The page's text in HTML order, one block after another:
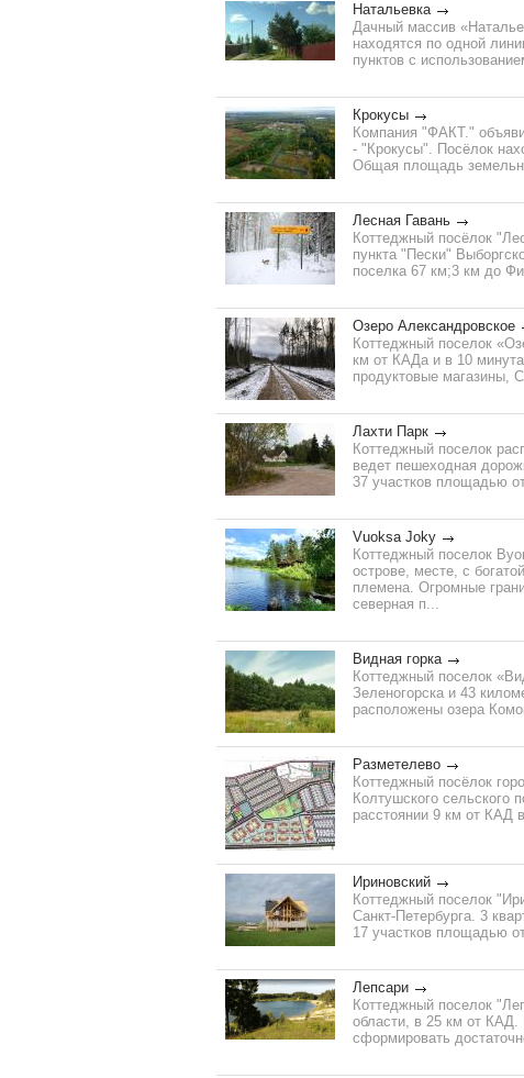
Натальевка
Дачный массив
находятся по одной
пунктов с
Крокусы
Компания "ФАКТ."
- "Крокусы". Посёлок
Общая площадь
Лесная Гавань
Коттеджный посёлок
пункта "Пески"
поселка 67 км;3 км до
Озеро Александровское
Коттеджный поселок
км от КАДа и в 10
продуктовые магазины,
Лахти Парк
Коттеджный поселок
ведет пешеходная
37 участков площадью
Vuoksa Joky
Коттеджный поселок
острове, месте, с
племена. Огромные
северная п...
Видная горка
Коттеджный поселок
Зеленогорска и 43
расположены озера
Разметелево
Коттеджный посёлок
Колтушского сельского
расстоянии 9 км от КАД
Ириновский
Коттеджный поселок
Санкт-Петербурга. 3
17 участков площадью
Лепсари
Коттеджный поселок
области, в 25 км от КАД.
сформировать